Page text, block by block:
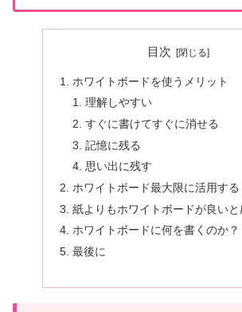
目次
ホワイトボードを使うメリット
理解しやすい
すぐに書けてすぐに消せる
記憶に残る
思い出に残す
ホワイトボード最大限に活用する
紙よりもホワイトボードが良いと
ホワイトボードに何を書くのか？
最後に